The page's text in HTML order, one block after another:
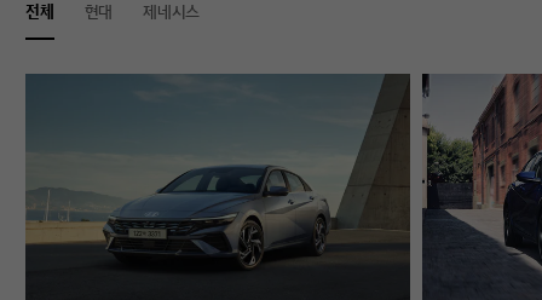
전체 현대 제네시스